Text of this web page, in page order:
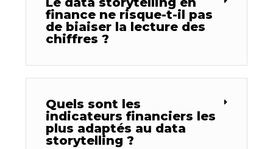
finance ne risque-t-il pas
de biaiser la lecture des
chiffres ?
Quels sont les
indicateurs financiers les
plus adaptés au data
storytelling ?